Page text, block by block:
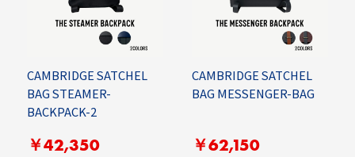
CAMBRIDGE SATCHEL
BAG STEAMER-
BACKPACK-2
￥42,350
CAMBRIDGE SATCHEL
BAG MESSENGER-BAG
￥62,150